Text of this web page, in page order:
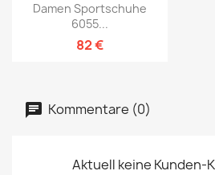
Damen Sportschuhe
6055...
82 €
Kommentare (0)
Aktuell keine Kunden-